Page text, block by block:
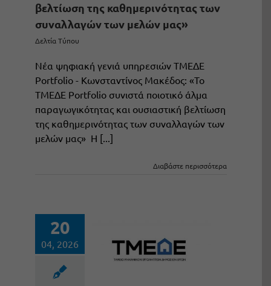
βελτίωση της καθημερινότητας των
συναλλαγών των μελών μας»
Δελτία Τύπου
Νέα ψηφιακή γενιά υπηρεσιών ΤΜΕΔΕ
Portfolio - Κωνσταντίνος Μακέδος: «Το
ΤΜΕΔΕ Portfolio συνιστά ποιοτικό άλμα
παραγωγικότητας και ουσιαστική βελτίωση
της καθημερινότητας των συναλλαγών των
μελών μας» Η [...]
Διαβάστε περισσότερα
20
04, 2026